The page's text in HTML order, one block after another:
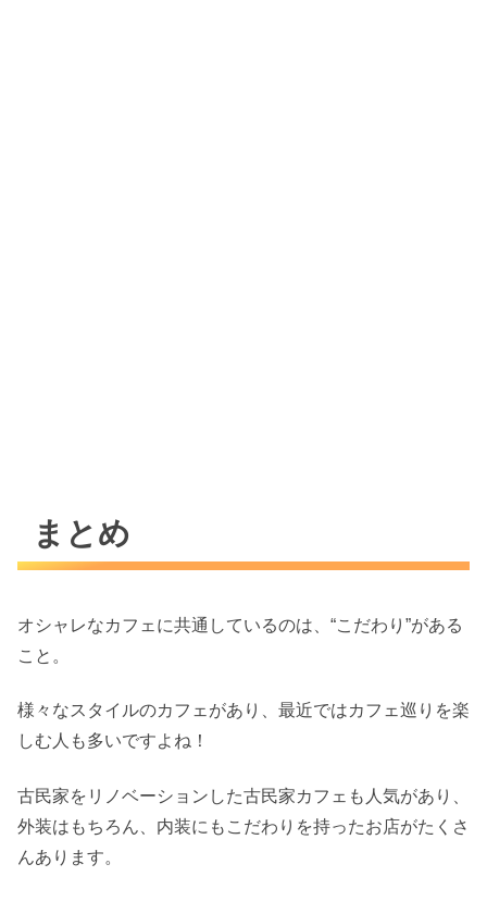
まとめ
オシャレなカフェに共通しているのは、“こだわり”がある
こと。
様々なスタイルのカフェがあり、最近ではカフェ巡りを楽
しむ人も多いですよね！
古民家をリノベーションした古民家カフェも人気があり、
外装はもちろん、内装にもこだわりを持ったお店がたくさ
んあります。